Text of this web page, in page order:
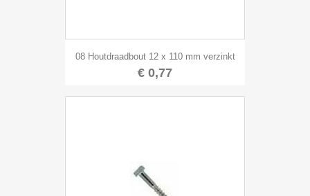
08 Houtdraadbout 12 x 110 mm verzinkt
€ 0,77